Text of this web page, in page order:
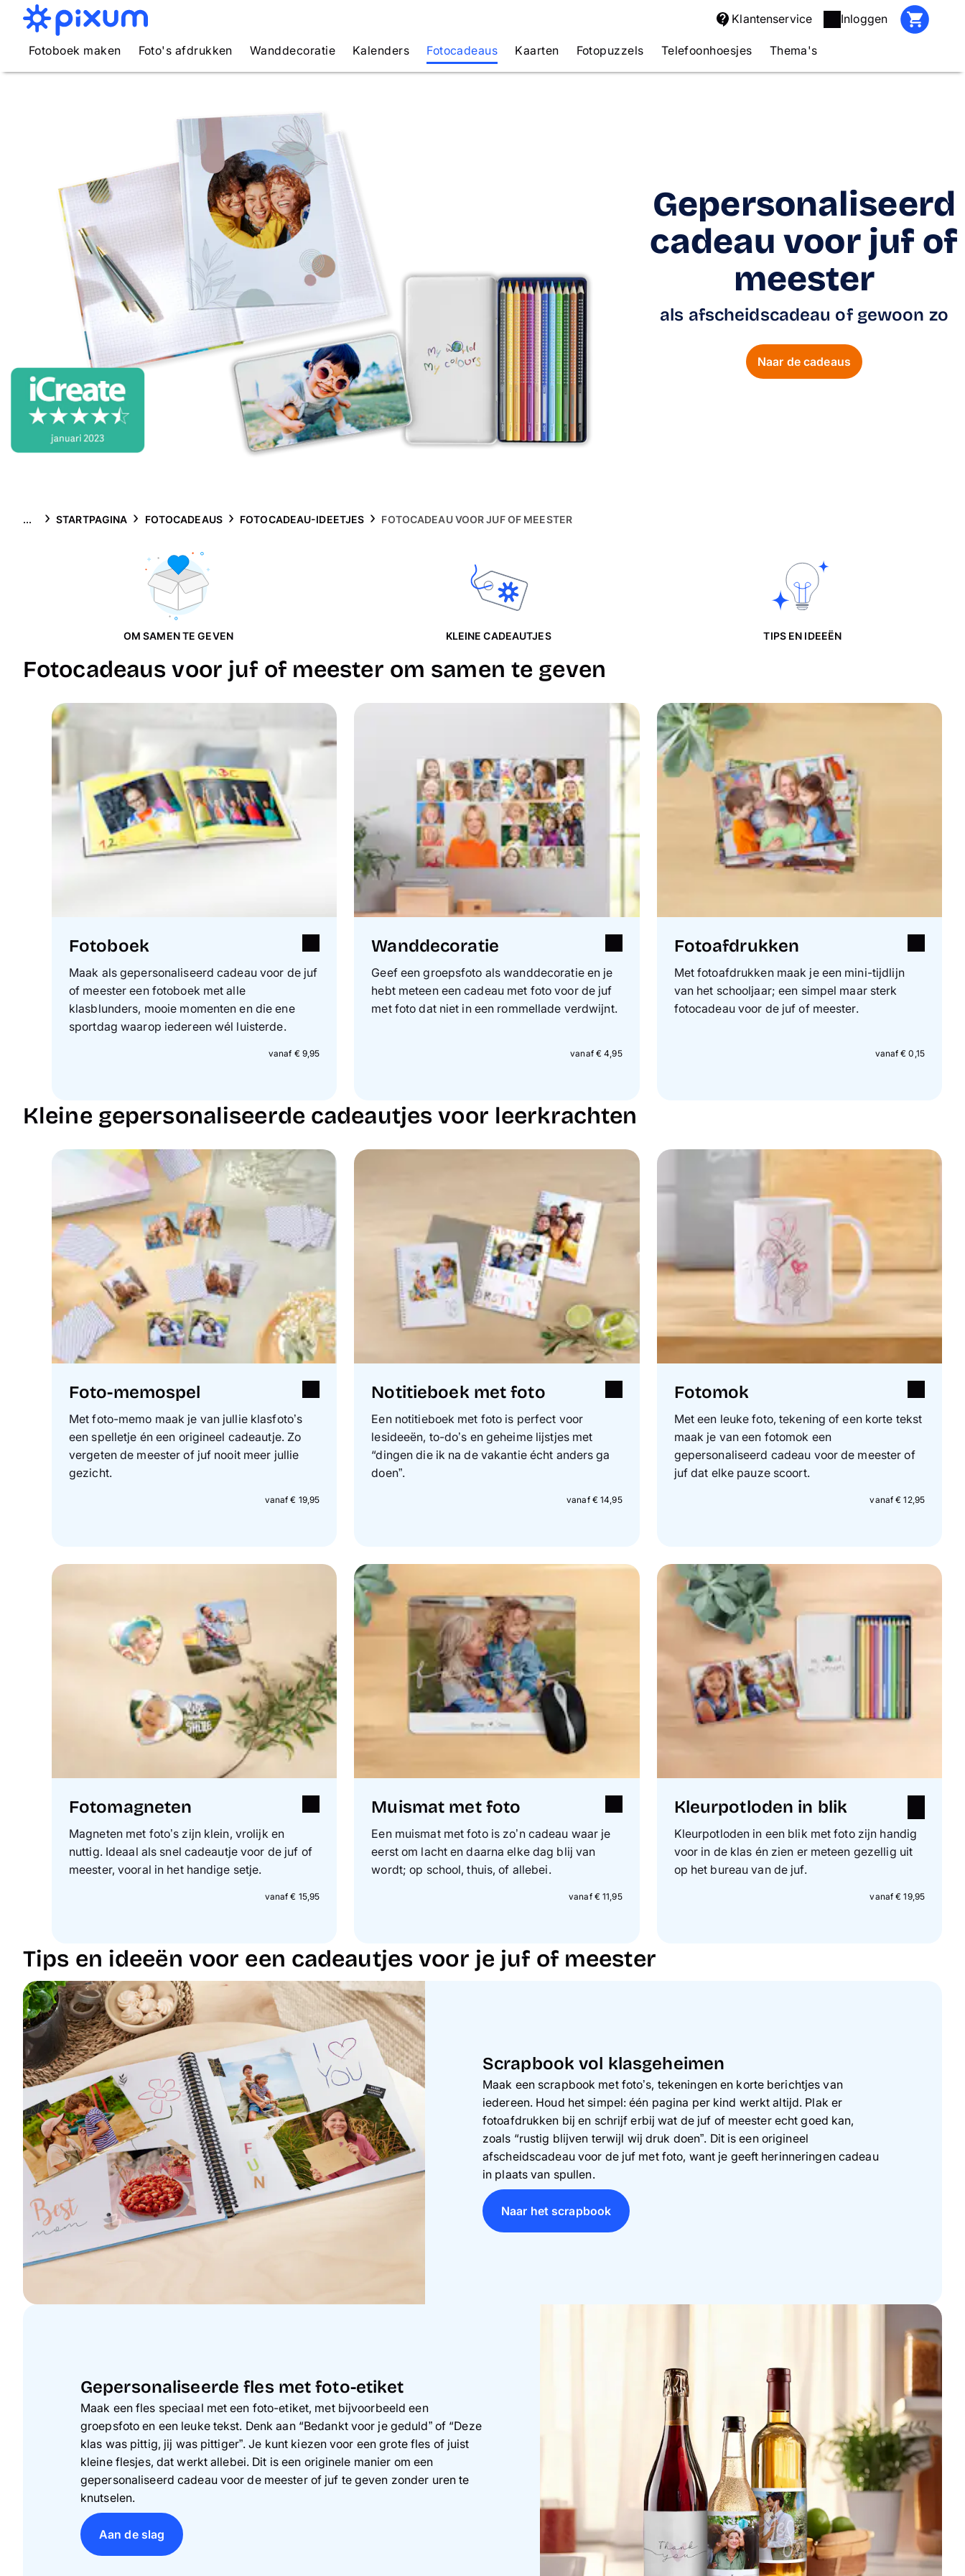
Klantenservice Inloggen
Fotoboek maken Foto's afdrukken Wanddecoratie Kalenders Fotocadeaus Kaarten Fotopuzzels Telefoonhoesjes Thema's
Gepersonaliseerd
cadeau voor juf of
meester
als afscheidscadeau of gewoon zo
Naar de cadeaus
... STARTPAGINA FOTOCADEAUS FOTOCADEAU-IDEETJES FOTOCADEAU VOOR JUF OF MEESTER
OM SAMEN TE GEVEN KLEINE CADEAUTJES TIPS EN IDEEËN
Fotocadeaus voor juf of meester om samen te geven
Fotoboek
Maak als gepersonaliseerd cadeau voor de juf
of meester een fotoboek met alle
klasblunders, mooie momenten en die ene
sportdag waarop iedereen wél luisterde.
vanaf € 9,95
Wanddecoratie
Geef een groepsfoto als wanddecoratie en je
hebt meteen een cadeau met foto voor de juf
met foto dat niet in een rommellade verdwijnt.
vanaf € 4,95
Fotoafdrukken
Met fotoafdrukken maak je een mini-tijdlijn
van het schooljaar; een simpel maar sterk
fotocadeau voor de juf of meester.
vanaf € 0,15
Kleine gepersonaliseerde cadeautjes voor leerkrachten
Foto-memospel
Met foto-memo maak je van jullie klasfoto’s
een spelletje én een origineel cadeautje. Zo
vergeten de meester of juf nooit meer jullie
gezicht.
vanaf € 19,95
Notitieboek met foto
Een notitieboek met foto is perfect voor
lesideeën, to-do’s en geheime lijstjes met
“dingen die ik na de vakantie écht anders ga
doen”.
vanaf € 14,95
Fotomok
Met een leuke foto, tekening of een korte tekst
maak je van een fotomok een
gepersonaliseerd cadeau voor de meester of
juf dat elke pauze scoort.
vanaf € 12,95
Fotomagneten
Magneten met foto’s zijn klein, vrolijk en
nuttig. Ideaal als snel cadeautje voor de juf of
meester, vooral in het handige setje.
vanaf € 15,95
Muismat met foto
Een muismat met foto is zo’n cadeau waar je
eerst om lacht en daarna elke dag blij van
wordt; op school, thuis, of allebei.
vanaf € 11,95
Kleurpotloden in blik
Kleurpotloden in een blik met foto zijn handig
voor in de klas én zien er meteen gezellig uit
op het bureau van de juf.
vanaf € 19,95
Tips en ideeën voor een cadeautjes voor je juf of meester
Scrapbook vol klasgeheimen
Maak een scrapbook met foto’s, tekeningen en korte berichtjes van
iedereen. Houd het simpel: één pagina per kind werkt altijd. Plak er
fotoafdrukken bij en schrijf erbij wat de juf of meester echt goed kan,
zoals “rustig blijven terwijl wij druk doen”. Dit is een origineel
afscheidscadeau voor de juf met foto, want je geeft herinneringen cadeau
in plaats van spullen.
Naar het scrapbook
Gepersonaliseerde fles met foto-etiket
Maak een fles speciaal met een foto-etiket, met bijvoorbeeld een
groepsfoto en een leuke tekst. Denk aan “Bedankt voor je geduld” of “Deze
klas was pittig, jij was pittiger”. Je kunt kiezen voor een grote fles of juist
kleine flesjes, dat werkt allebei. Dit is een originele manier om een
gepersonaliseerd cadeau voor de meester of juf te geven zonder uren te
knutselen.
Aan de slag